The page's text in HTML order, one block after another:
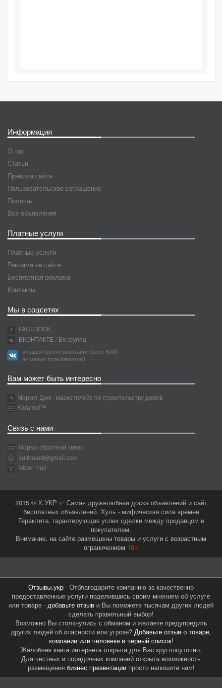
Информация
О нас
Статьи
Правила сайта
Пользовательское соглашение
Помощь
Все объявления
Платные услуги
Платные услуги
Реклама на сайте
Бесплатная реклама
Контакты
Мы в соцсетях
FACEBOOK
ВКОНТАКТЕ / ВК группа
в нашей группе вконтакте более 6000
активных пользователей
Вам может быть интересно
Маркет Дом - маркетплейс по строительству домов
Karamel™
Связь с нами
Форма обратной связи
xullboard@gmail.com
Viber: hull
2015 © Х.УКР ✅ Самая дружелюбная доска объявлений и сайт
бесплатных объявлений. Хуль - мифическая сила времен
Гераклита, гарантирующая успех сделки между продавцом и
покупателем.
Внимание, на сайте размещены товары и услуги с возрастным
ограничением 18+
Отзывы.укр - Отблагодарите компанию за качественно
предоставленные услуги поделившись своим мнением об услуге
или товаре - добавьте отзыв и Вы поможете тысячам других людей
сделать правильный выбор!
Возможно Вы столкнулись с обманом и желаете предупредить
других людей об опасности или угрозе? Добавьте отзыв о товаре,
компании или человеке в черный список!
Жалобная книга интернета открыта для Вас круглосуточно.
Для честных и порядочных компаний открыта возможность
размещения бизнес презентациипросто напишите нам!